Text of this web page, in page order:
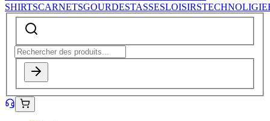
SHIRTSCARNETSGOURDESTASSESLOISIRSTECHNOLIGIE